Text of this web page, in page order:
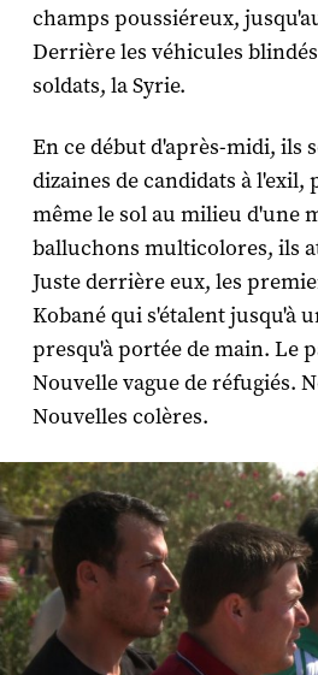
champs poussiéreux,
Derrière les véhicules
soldats, la Syrie.
En ce début d'après-midi, ils
dizaines de candidats à l'exil,
même le sol au milieu d'une
balluchons multicolores, ils
Juste derrière eux, les
Kobané qui s'étalent jusqu'à
presqu'à portée de main. Le
Nouvelle vague de réfugiés.
Nouvelles colères.